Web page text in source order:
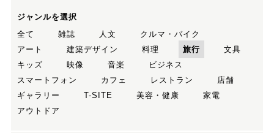
ジャンルを選択
全て
雑誌 人文
クルマ・バイク
アート
建築デザイン 料理 旅行
文具
キッズ
映像 音楽
ビジネス
スマートフォン
カフェ レストラン
店舗
ギャラリー
T-SITE 美容・健康
家電
アウトドア